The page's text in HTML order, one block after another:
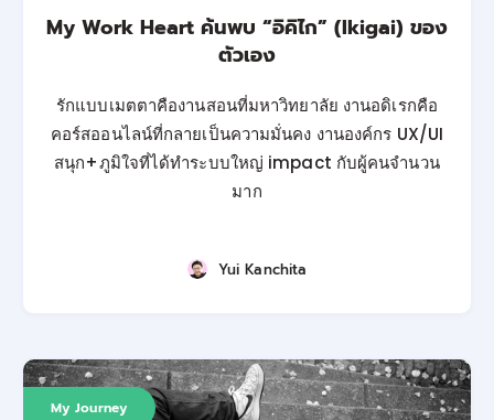
My Work Heart ค้นพบ “อิคิไก” (Ikigai) ของ
ตัวเอง
รักแบบเมตตาคืองานสอนที่มหาวิทยาลัย งานอดิเรกคือ
คอร์สออนไลน์ที่กลายเป็นความมั่นคง งานองค์กร UX/UI
สนุก+ภูมิใจที่ได้ทำระบบใหญ่ impact กับผู้คนจำนวน
มาก
Yui Kanchita
My Journey